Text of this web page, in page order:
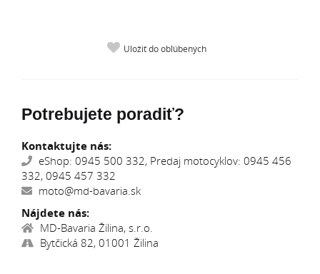
Uložiť do obľúbených
Potrebujete poradiť?
Kontaktujte nás:
eShop: 0945 500 332, Predaj motocyklov: 0945 456
332, 0945 457 332
moto@md-bavaria.sk
Nájdete nás:
MD-Bavaria Žilina, s.r.o.
Bytčická 82, 01001 Žilina